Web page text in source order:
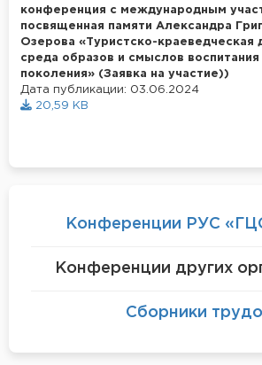
конференция с международным
посвященная памяти Александра
Озерова «Туристско-краеведческая
среда образов и смыслов
поколения» (Заявка на участие))
Дата публикации: 03.06.2024
20,59 KB
Конференции РУС
Конференции других
Сборники